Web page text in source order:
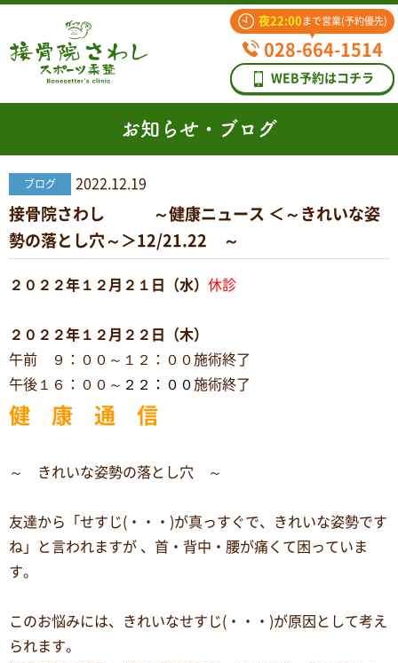
夜22:00 まで営業(予約優先)
028-664-1514
WEB予約はコチラ
お知らせ・ブログ
ブログ 2022.12.19
接骨院さわし ～健康ニュース ＜～きれいな姿
勢の落とし穴～＞12/21.22 ～
２０２２年１２月２１日（水） 休診
２０２２年１２月２２日（木）
午前 ９：００～１２：００施術終了
午後１６：００～ ２２：００施術終了
健 康 通 信
～ きれいな姿勢の落とし穴 ～
友達から「せすじ(・・・)が真っすぐで、きれいな姿勢です
ね」と言われますが 、首・背中・腰が痛くて困っていま
す。
このお悩みには、きれいなせすじ(・・・)が原因として考え
られます。